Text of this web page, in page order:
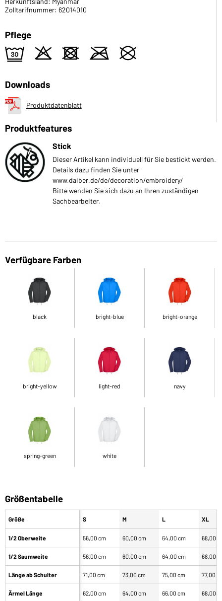
Zolltarifnummer: 62014010
Pflege
e o d m U
Downloads
Produktdatenblatt
Produktfeatures
Stick
Dieser Artikel kann individuell für Sie bestickt werden.
Details dazu finden Sie unter
www.daiber.de/de/decoration/embroidery/
Bitte wenden Sie sich dazu an Ihren zuständigen
Sachbearbeiter.
Verfügbare Farben
black bright-blue bright-orange
bright-yellow light-red navy
spring-green white
Größentabelle
Größe
1/2 Oberweite
1/2 Saumweite
Länge ab Schulter
Ärmel Länge
S M L XL
56,00 cm 60,00 cm 64,00 cm 68,00
56,00 cm 60,00 cm 64,00 cm 68,00
71,00 cm 73,00 cm 75,00 cm 77,00
62,00 cm 64,00 cm 66,00 cm 68,00